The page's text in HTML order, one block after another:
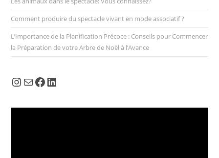
Comment produire du spectacle vivant en mode associatif ?
L’Importance de la Planification Précoce : Conseils pour Commencer
la Préparation de votre Arbre de Noël à l’Avance
Instagram
E-mailFacebook
LinkedIn